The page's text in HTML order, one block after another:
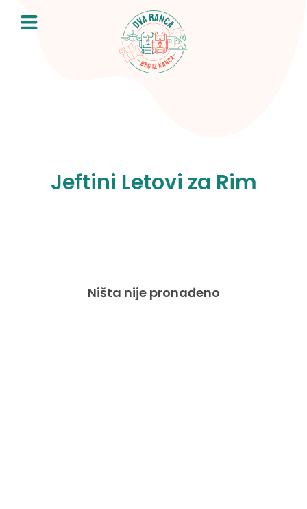
content
Jeftini Letovi za Rim
Ništa nije pronađeno